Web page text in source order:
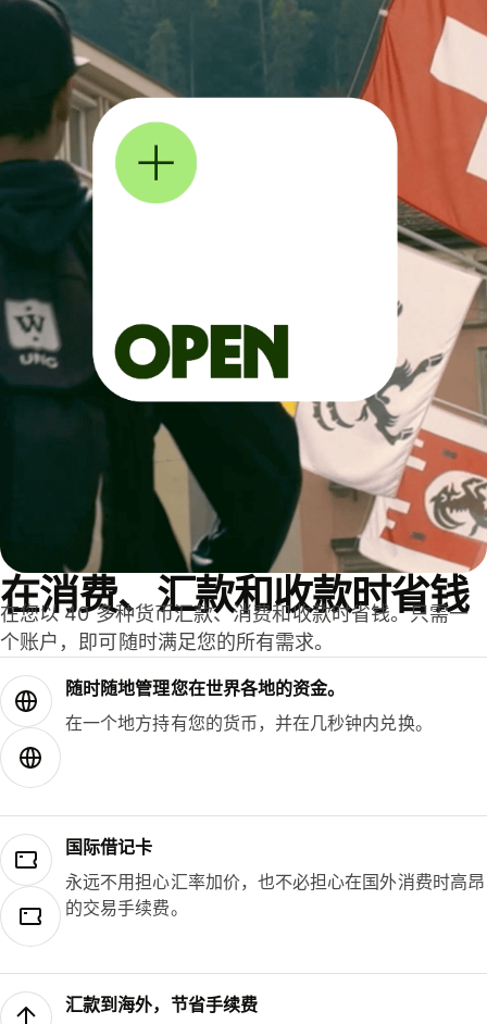
在消费、汇款和收款时省钱
在您以 40 多种货币汇款、消费和收款时省钱。只需一
个账户，即可随时满足您的所有需求。
随时随地管理您在世界各地的资金。
在一个地方持有您的货币，并在几秒钟内兑换。
国际借记卡
永远不用担心汇率加价，也不必担心在国外消费时高昂
的交易手续费。
汇款到海外，节省手续费